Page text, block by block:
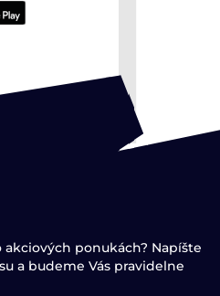
ponukách? Napíšte
a budeme Vás pravidelne